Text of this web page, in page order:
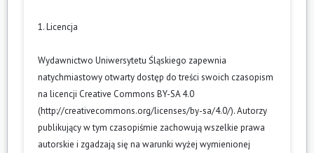
1. Licencja
Wydawnictwo Uniwersytetu Śląskiego zapewnia
natychmiastowy otwarty dostęp do treści swoich czasopism
na licencji Creative Commons BY-SA 4.0
(http://creativecommons.org/licenses/by-sa/4.0/). Autorzy
publikujący w tym czasopiśmie zachowują wszelkie prawa
autorskie i zgadzają się na warunki wyżej wymienionej